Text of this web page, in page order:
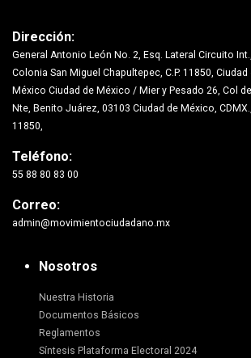
Dirección:
General Antonio León No. 2, Esq. Lateral Circuito Int.,
Colonia San Miguel Chapultepec, C.P. 11850, Ciudad
México Ciudad de México / Mier y Pesado 26, Col
Nte, Benito Juárez, 03103 Ciudad de México,
11850,
Teléfono:
55 88 80 83 00
Correo:
admin@movimientociudadano.mx
Nosotros
Nuestra Historia
Documentos Básicos
Reglamentos
Síntesis Plataforma Electoral 2024